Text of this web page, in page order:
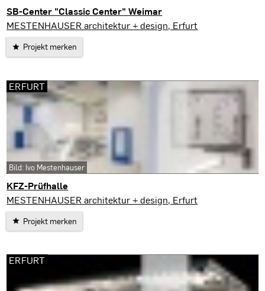
SB-Center "Classic Center" Weimar
Weimar
MESTENHAUSER architektur + design, Erfurt
Projekt merken
KFZ-Prüfhalle
Erfurt
MESTENHAUSER architektur + design, Erfurt
Projekt merken
ERFURT
Bild: Ivo Mestenhauser
ERFURT